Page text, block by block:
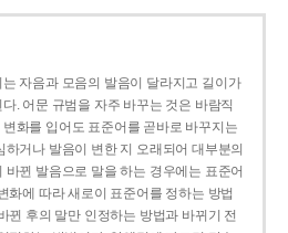
자음과 모음의 발음이 달라지고 길이가
. 어문 규범을 자주 바꾸는 것은 바람직
화를 입어도 표준어를 곧바로 바꾸지는
거나 발음이 변한 지 오래되어 대부분의
뀐 발음으로 말을 하는 경우에는 표준어
화에 따라 새로이 표준어를 정하는 방법
뀐 후의 말만 인정하는 방법과 바뀌기 전